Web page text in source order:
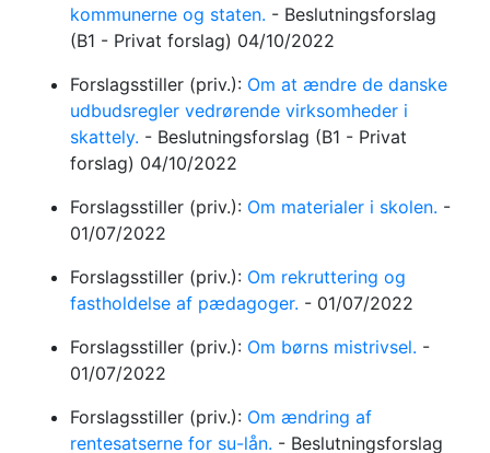
kommunerne og staten. - Beslutningsforslag
(B1 - Privat forslag) 04/10/2022
Forslagsstiller (priv.): Om at ændre de danske
udbudsregler vedrørende virksomheder i
skattely. - Beslutningsforslag (B1 - Privat
forslag) 04/10/2022
Forslagsstiller (priv.): Om materialer i skolen. -
01/07/2022
Forslagsstiller (priv.): Om rekruttering og
fastholdelse af pædagoger. - 01/07/2022
Forslagsstiller (priv.): Om børns mistrivsel. -
01/07/2022
Forslagsstiller (priv.): Om ændring af
rentesatserne for su-lån. - Beslutningsforslag